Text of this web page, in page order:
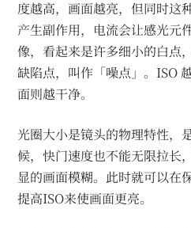
度越高，画面越亮，但同时这
产生副作用，电流会让感光元
像，看起来是许多细小的白点
缺陷点，叫作「噪点」。ISO
面则越干净。
光圈大小是镜头的物理特性，
候，快门速度也不能无限拉长
显的画面模糊。此时就可以在
提高ISO来使画面更亮。